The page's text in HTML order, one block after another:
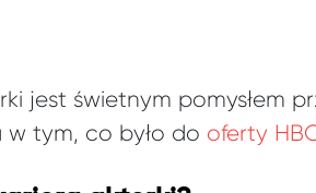
jest świetnym pomysłem
w tym, co było do oferty